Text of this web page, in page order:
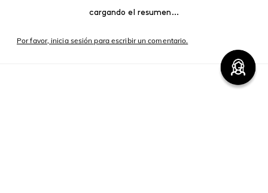
cargando el resumen…
Por favor, inicia sesión para escribir un comentario.